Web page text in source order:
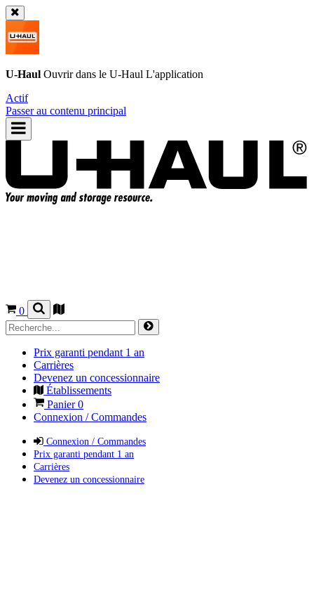
U-Haul Ouvrir dans le U-Haul L'application
Actif
Passer au contenu principal
0
Prix garanti pendant 1 an
Carrières
Devenez un concessionnaire
Établissements
Panier0
Connexion / Commandes
Connexion / Commandes
Prix garanti pendant 1 an
Carrières
Devenez un concessionnaire